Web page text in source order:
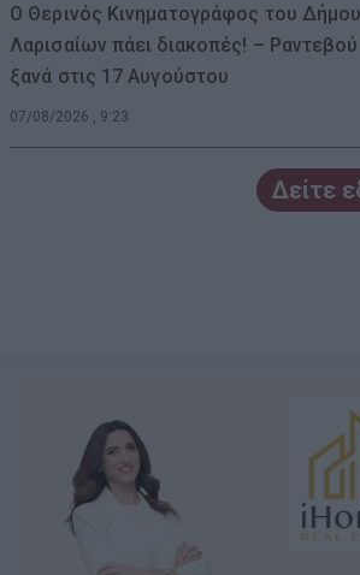
Ο Θερινός Κινηματογράφος του Δήμου
Λαρισαίων πάει διακοπές! – Ραντεβού
ξανά στις 17 Αυγούστου
07/08/2026 , 9:23
Δείτε